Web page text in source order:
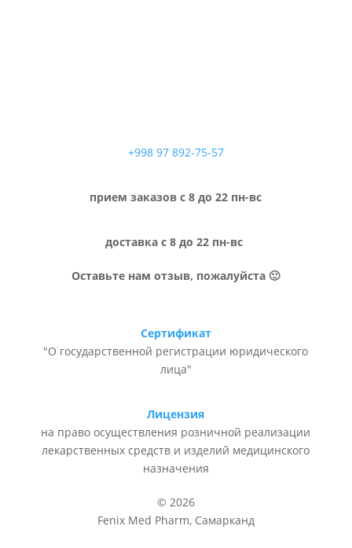
+998 97 892-75-57
прием заказов с 8 до 22 пн-вс
доставка с 8 до 22 пн-вс
Оставьте нам отзыв, пожалуйста 🙂
Сертификат
"О государственной регистрации юридического
лица"
Лицензия
на право осуществления розничной реализации
лекарственных средств и изделий медицинского
назначения
© 2026
Fenix Med Pharm, Самарканд